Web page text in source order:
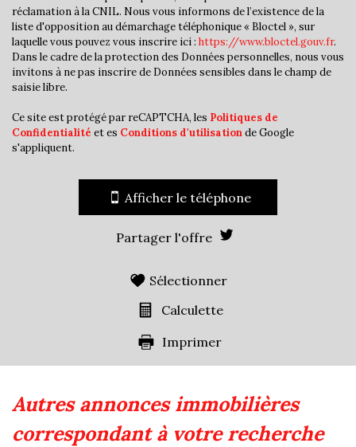
Habitants de plus de 55 ans
29,77 %
Nombre d'enfants par famille
Familles sans enfant
45,02 %
Familles avec 1 ou 2 enfants
Maisons
Appartements
réclamation à la CNIL. Nous vous informons de l’existence de la
liste d'opposition au démarchage téléphonique « Bloctel », sur
laquelle vous pouvez vous inscrire ici : https://www.bloctel.gouv.fr.
Dans le cadre de la protection des Données personnelles, nous vous
invitons à ne pas inscrire de Données sensibles dans le champ de
saisie libre.
Ce site est protégé par reCAPTCHA, les Politiques de
Confidentialité et es Conditions d'utilisationde Google
s'appliquent.
Afficher le téléphone
Partager l'offre
Sélectionner
Calculette
Imprimer
autres annonces immobilières
correspondant à votre recherche